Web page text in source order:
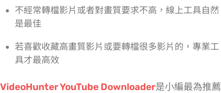
不經常轉檔 YT 影片或者對畫質要求不高，線上工具自然
是最佳
若喜歡收藏高畫質 YT 影片或要轉檔很多影片的，專業工
具才最高效
VideoHunter YouTube Downloader是小編最為推薦